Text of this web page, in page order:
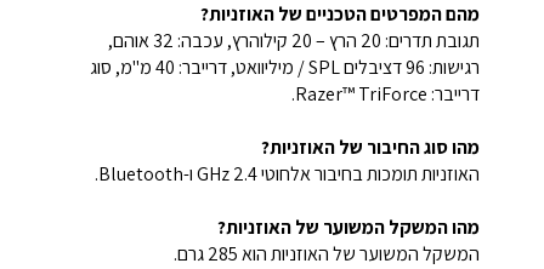
מהם המפרטים הטכניים של האוזניות?
תגובת תדרים: 20 הרץ – 20 קילוהרץ, עכבה: 32 אוהם,
רגישות: 96 דציבלים SPL / מיליוואט, דרייבר: 40 מ"מ, סוג
דרייבר: Razer™ TriForce.
מהו סוג החיבור של האוזניות?
האוזניות תומכות בחיבור אלחוטי 2.4 GHz ו-Bluetooth.
מהו המשקל המשוער של האוזניות?
המשקל המשוער של האוזניות הוא 285 גרם.